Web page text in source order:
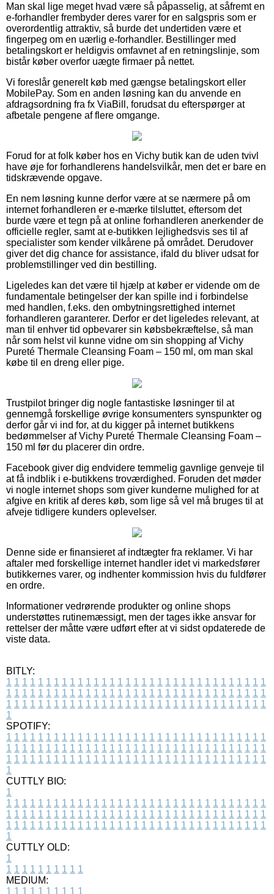
Man skal lige meget hvad være så påpasselig, at såfremt en
e-forhandler frembyder deres varer for en salgspris som er
overordentlig attraktiv, så burde det undertiden være et
fingerpeg om en uærlig e-forhandler. Bestillinger med
betalingskort er heldigvis omfavnet af en retningslinje, som
bistår køber overfor uægte firmaer på nettet.
Vi foreslår generelt køb med gængse betalingskort eller
MobilePay. Som en anden løsning kan du anvende en
afdragsordning fra fx ViaBill, forudsat du efterspørger at
afbetale pengene af flere omgange.
Forud for at folk køber hos en Vichy butik kan de uden tvivl
have øje for forhandlerens handelsvilkår, men det er bare en
tidskrævende opgave.
En nem løsning kunne derfor være at se nærmere på om
internet forhandleren er e-mærke tilsluttet, eftersom det
burde være et tegn på at online forhandleren anerkender de
officielle regler, samt at e-butikken lejlighedsvis ses til af
specialister som kender vilkårene på området. Derudover
giver det dig chance for assistance, ifald du bliver udsat for
problemstillinger ved din bestilling.
Ligeledes kan det være til hjælp at køber er vidende om de
fundamentale betingelser der kan spille ind i forbindelse
med handlen, f.eks. den ombytningsrettighed internet
forhandleren garanterer. Derfor er det ligeledes relevant, at
man til enhver tid opbevarer sin købsbekræftelse, så man
når som helst vil kunne vidne om sin shopping af Vichy
Pureté Thermale Cleansing Foam – 150 ml, om man skal
købe til en dreng eller pige.
Trustpilot bringer dig nogle fantastiske løsninger til at
gennemgå forskellige øvrige konsumenters synspunkter og
derfor går vi ind for, at du kigger på internet butikkens
bedømmelser af Vichy Pureté Thermale Cleansing Foam –
150 ml før du placerer din ordre.
Facebook giver dig endvidere temmelig gavnlige genveje til
at få indblik i e-butikkens troværdighed. Foruden det møder
vi nogle internet shops som giver kunderne mulighed for at
afgive en kritik af deres køb, som lige så vel må bruges til at
afveje tidligere kunders oplevelser.
Denne side er finansieret af indtægter fra reklamer. Vi har
aftaler med forskellige internet handler idet vi markedsfører
butikkernes varer, og indhenter kommission hvis du fuldfører
en ordre.
Informationer vedrørende produkter og online shops
understøttes rutinemæssigt, men der tages ikke ansvar for
rettelser der måtte være udført efter at vi sidst opdaterede de
viste data.
BITLY:
1 1 1 1 1 1 1 1 1 1 1 1 1 1 1 1 1 1 1 1 1 1 1 1 1 1 1 1 1 1 1 1 1
1 1 1 1 1 1 1 1 1 1 1 1 1 1 1 1 1 1 1 1 1 1 1 1 1 1 1 1 1 1 1 1 1
1 1 1 1 1 1 1 1 1 1 1 1 1 1 1 1 1 1 1 1 1 1 1 1 1 1 1 1 1 1 1 1 1
1
SPOTIFY:
1 1 1 1 1 1 1 1 1 1 1 1 1 1 1 1 1 1 1 1 1 1 1 1 1 1 1 1 1 1 1 1 1
1 1 1 1 1 1 1 1 1 1 1 1 1 1 1 1 1 1 1 1 1 1 1 1 1 1 1 1 1 1 1 1 1
1 1 1 1 1 1 1 1 1 1 1 1 1 1 1 1 1 1 1 1 1 1 1 1 1 1 1 1 1 1 1 1 1
1
CUTTLY BIO:
1
1 1 1 1 1 1 1 1 1 1 1 1 1 1 1 1 1 1 1 1 1 1 1 1 1 1 1 1 1 1 1 1 1
1 1 1 1 1 1 1 1 1 1 1 1 1 1 1 1 1 1 1 1 1 1 1 1 1 1 1 1 1 1 1 1 1
1 1 1 1 1 1 1 1 1 1 1 1 1 1 1 1 1 1 1 1 1 1 1 1 1 1 1 1 1 1 1 1 1
1
CUTTLY OLD:
1
1 1 1 1 1 1 1 1 1 1
MEDIUM:
1 1 1 1 1 1 1 1 1 1